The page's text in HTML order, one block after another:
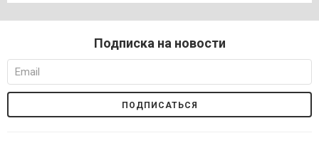
Подписка на новости